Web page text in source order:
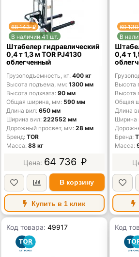
68 143p
В наличии 41 шт.
Штабелер гидравлический
0,4 т 1,3 м TOR PJ4130
облегченный
Грузоподъемность, кг 400 кг
Высота подъема, мм 1300 мм
Высота подхвата 90 мм
Общая ширина, мм 590 мм
Длина вил 650 мм
Ширина вил 222552 мм
Дорожный просвет, мм 28 мм
Бренд TOR
Масса 88 кг
64 736 p
В корзину
Купить в 1 клик
69
В
0,4 т
Высота
Высота
Общая
Длина
Ширина
Бренд
Масса
Код товара:49917 Код